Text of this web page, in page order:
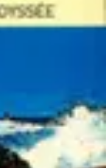
des